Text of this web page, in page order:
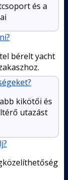
és a
bérelt yacht
kikötői és
utazást